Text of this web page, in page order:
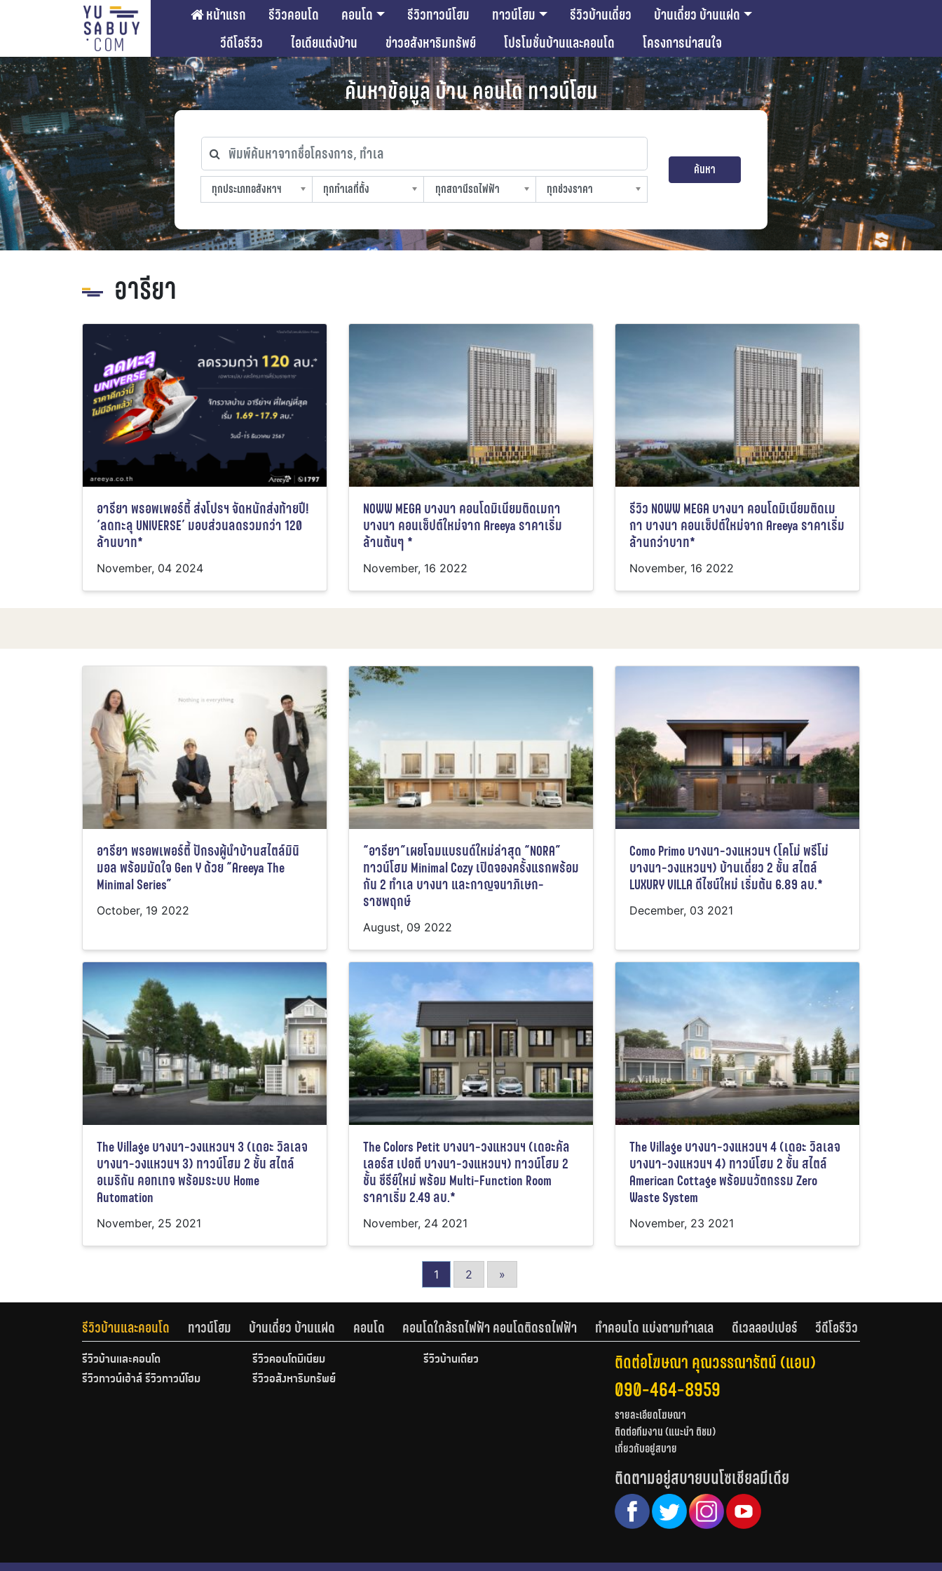
หน้าแรก รีวิวคอนโด คอนโด รีวิวทาวน์โฮม ทาวน์โฮม รีวิวบ้านเดี่ยว
บ้านเดี่ยว บ้านแฝด
วีดีโอรีวิว
ไอเดียแต่งบ้าน ข่าวอสังหาริมทรัพย์ โปรโมชั่นบ้านและคอนโด โครงการน่าสนใจ
ค้นหาข้อมูล บ้าน คอนโด ทาวน์โฮม
พิมพ์ค้นหาจากชื่อโครงการ, ทำเล
ทุกประเภทอสังหาฯ
ทุกประเภทอสังหาฯ
ทุกทำเลที่ตั้ง
ทุกทำเลที่ตั้ง
ทุกสถานีรถไฟฟ้า
ทุกสถานีรถไฟฟ้า
ทุกช่วงราคา
ทุกช่วงราคา
ค้นหา
อารียา
อารียา พรอพเพอร์ตี้ ส่งโปรฯ จัดหนักส่งท้ายปี!
‘ลดทะลุ UNIVERSE’ มอบส่วนลดรวมกว่า 120
ล้านบาท*
November, 04 2024
NOWW MEGA บางนา คอนโดมิเนียมติดเมกา
บางนา คอนเซ็ปต์ใหม่จาก Areeya ราคาเริ่ม
ล้านต้นๆ *
November, 16 2022
รีวิว NOWW MEGA บางนา คอนโดมิเนียมติดเม
กา บางนา คอนเซ็ปต์ใหม่จาก Areeya ราคาเริ่ม
ล้านกว่าบาท*
November, 16 2022
อารียา พรอพเพอร์ตี้ ปักธงผู้นำบ้านสไตล์มินิ
มอล พร้อมมัดใจ Gen Y ด้วย “Areeya The
Minimal Series”
October, 19 2022
“อารียา”เผยโฉมแบรนด์ใหม่ล่าสุด “NORA”
ทาวน์โฮม Minimal Cozy เปิดจองครั้งแรกพร้อม
กัน 2 ทำเล บางนา และกาญจนาภิเษก-
ราชพฤกษ์
August, 09 2022
Como Primo บางนา-วงแหวนฯ (โคโม่ พรีโม่
บางนา-วงแหวนฯ) บ้านเดี่ยว 2 ชั้น สไตล์
LUXURY VILLA ดีไซน์ใหม่ เริ่มต้น 6.89 ลบ.*
December, 03 2021
The Village บางนา-วงแหวนฯ 3 (เดอะ วิลเลจ
บางนา-วงแหวนฯ 3) ทาวน์โฮม 2 ชั้น สไตล์
อเมริกัน คอทเทจ พร้อมระบบ Home
Automation
November, 25 2021
The Colors Petit บางนา-วงแหวนฯ (เดอะคัล
เลอร์ส เปอตี บางนา-วงแหวนฯ) ทาวน์โฮม 2
ชั้น ซีรีย์ใหม่ พร้อม Multi-Function Room
ราคาเริ่ม 2.49 ลบ.*
November, 24 2021
The Village บางนา-วงแหวนฯ 4 (เดอะ วิลเลจ
บางนา-วงแหวนฯ 4) ทาวน์โฮม 2 ชั้น สไตล์
American Cottage พร้อมนวัตกรรม Zero
Waste System
November, 23 2021
1 2 »
รีวิวบ้านและคอนโด ทาวน์โฮม บ้านเดี่ยว บ้านแฝด คอนโด คอนโดใกล้รถไฟฟ้า คอนโดติดรถไฟฟ้า ทำคอนโด แบ่งตามทำเลเล ดีเวลลอปเปอร์ วีดีโอรีวิว
รีวิวบ้านและคอนโด รีวิวคอนโดมิเนียม
รีวิวบ้านเดี่ยว
รีวิวทาวน์เฮ้าส์ รีวิวทาวน์โฮม
รีวิวอสังหาริมทรัพย์
ติดต่อโฆษณา คุณวรรณารัตน์ (แอน)
090-464-8959
รายละเอียดโฆษณา
ติดต่อทีมงาน (แนะนำ ติชม)
เกี่ยวกับอยู่สบาย
ติดตามอยู่สบายบนโซเชียลมีเดีย